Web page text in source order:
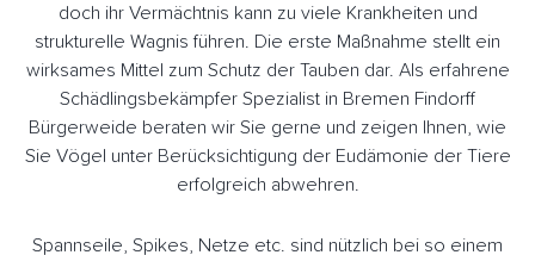
doch ihr Vermächtnis kann zu viele Krankheiten und
strukturelle Wagnis führen. Die erste Maßnahme stellt ein
wirksames Mittel zum Schutz der Tauben dar. Als erfahrene
Schädlingsbekämpfer Spezialist in Bremen Findorff
Bürgerweide beraten wir Sie gerne und zeigen Ihnen, wie
Sie Vögel unter Berücksichtigung der Eudämonie der Tiere
erfolgreich abwehren.
Spannseile, Spikes, Netze etc. sind nützlich bei so einem